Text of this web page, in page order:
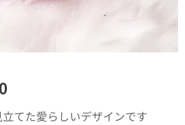
てた愛らしいデザインです💛